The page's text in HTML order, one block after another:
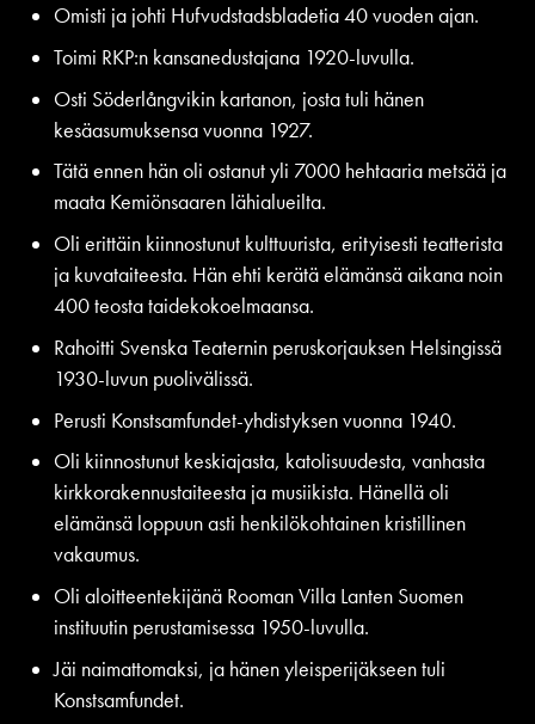
Omisti ja johti Hufvudstadsbladetia 40 vuoden ajan.
Toimi RKP:n kansanedustajana 1920-luvulla.
Osti Söderlångvikin kartanon, josta tuli hänen
kesäasumuksensa vuonna 1927.
Tätä ennen hän oli ostanut yli 7000 hehtaaria metsää ja
maata Kemiönsaaren lähialueilta.
Oli erittäin kiinnostunut kulttuurista, erityisesti teatterista
ja kuvataiteesta. Hän ehti kerätä elämänsä aikana noin
400 teosta taidekokoelmaansa.
Rahoitti Svenska Teaternin peruskorjauksen Helsingissä
1930-luvun puolivälissä.
Perusti Konstsamfundet-yhdistyksen vuonna 1940.
Oli kiinnostunut keskiajasta, katolisuudesta, vanhasta
kirkkorakennustaiteesta ja musiikista. Hänellä oli
elämänsä loppuun asti henkilökohtainen kristillinen
vakaumus.
Oli aloitteentekijänä Rooman Villa Lanten Suomen
instituutin perustamisessa 1950-luvulla.
Jäi naimattomaksi, ja hänen yleisperijäkseen tuli
Konstsamfundet.